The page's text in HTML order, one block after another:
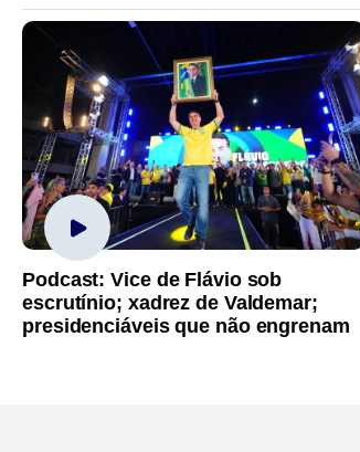
Podcast: Vice de Flávio sob
escrutínio; xadrez de Valdemar;
presidenciáveis que não engrenam